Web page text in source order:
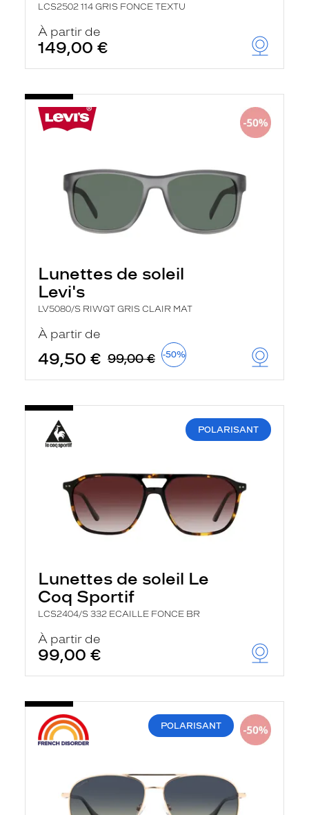
LCS2502 114 GRIS FONCE TEXTU
À partir de
149,00 €
Lunettes de soleil
Levi's
LV5080/S RIWQT GRIS CLAIR MAT
À partir de
49,50 € 99,00 € -50%
POLARISANT
Lunettes de soleil Le
Coq Sportif
LCS2404/S 332 ECAILLE FONCE BR
À partir de
99,00 €
POLARISANT